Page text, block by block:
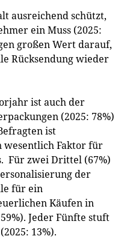
ausreichend schützt,
ein Muss (2025:
großen Wert darauf,
Rücksendung wieder
ist auch der
(2025: 78%)
ist
wesentlich Faktor für
Für zwei Drittel (67%)
der
für ein
Käufen in
Jeder Fünfte stuft
13%).